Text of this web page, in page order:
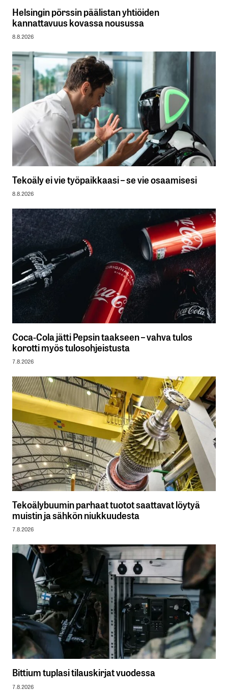
Helsingin pörssin päälistan yhtiöiden
kannattavuus kovassa nousussa
8.8.2026
Tekoäly ei vie työpaikkaasi – se vie osaamisesi
8.8.2026
Coca-Cola jätti Pepsin taakseen – vahva tulos
korotti myös tulosohjeistusta
7.8.2026
Tekoälybuumin parhaat tuotot saattavat löytyä
muistin ja sähkön niukkuudesta
7.8.2026
Bittium tuplasi tilauskirjat vuodessa
7.8.2026